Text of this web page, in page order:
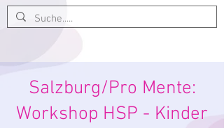
Salzburg/Pro Mente:
Workshop HSP - Kinder